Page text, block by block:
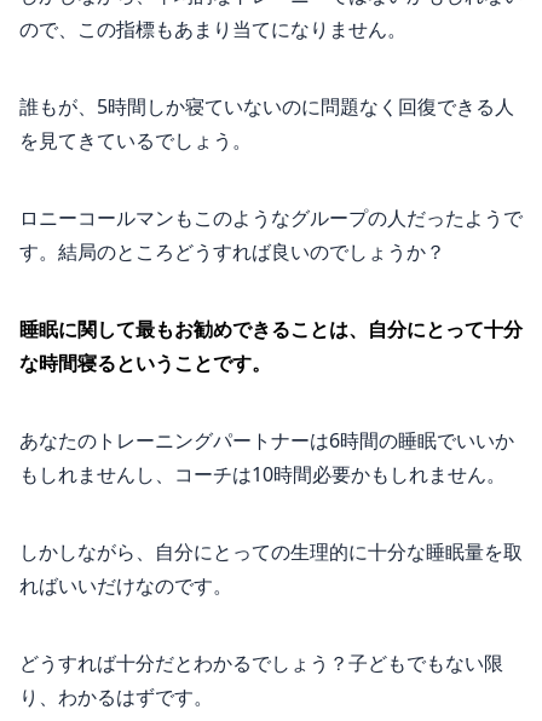
ので、この指標もあまり当てになりません。
誰もが、5時間しか寝ていないのに問題なく回復できる人
を見てきているでしょう。
ロニーコールマンもこのようなグループの人だったようで
す。結局のところどうすれば良いのでしょうか？
睡眠に関して最もお勧めできることは、自分にとって十分
な時間寝るということです。
あなたのトレーニングパートナーは6時間の睡眠でいいか
もしれませんし、コーチは10時間必要かもしれません。
しかしながら、自分にとっての生理的に十分な睡眠量を取
ればいいだけなのです。
どうすれば十分だとわかるでしょう？子どもでもない限
り、わかるはずです。